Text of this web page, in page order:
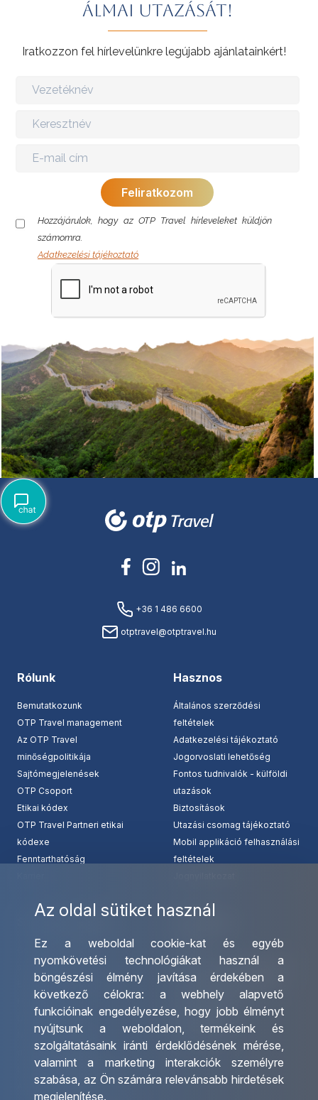
Az oldal sütiket használ
Ez a weboldal cookie-kat és egyéb
nyomkövetési technológiákat használ a
böngészési élmény javítása érdekében a
következő célokra: a webhely alapvető
funkcióinak engedélyezése, hogy jobb élményt
nyújtsunk a weboldalon,termékeink és
szolgáltatásaink iránti érdeklődésének mérése,
valamint a marketing interakciók személyre
szabása, az Ön számára relevánsabb hirdetések
megjelenítése.
álmai utazását!
Iratkozzon fel hírlevelünkre legújabb ajánlatainkért!
Hozzájárulok, hogy az OTP Travel hírleveleket küldjön
számomra.
Adatkezelési tájékoztató
+36 1 486 6600
otptravel@otptravel.hu
Rólunk
Bemutatkozunk
OTP Travel management
Az OTP Travel
minőségpolitikája
Sajtómegjelenések
OTP Csoport
Etikai kódex
OTP Travel Partneri etikai
kódexe
Fenntarthatóság
Hasznos
Általános szerződési
feltételek
Adatkezelési tájékoztató
Jogorvoslati lehetőség
Fontos tudnivalók - külföldi
utazások
Biztosítások
Utazási csomag tájékoztató
Mobil applikáció felhasználási
feltételek
Csoportos utazások
szervezése
Egyéni utak szervezése
Hajóutak
Üzleti utaztatás
Nemzetközi tanár és
diákigazolványok
Letölthető katalógusunk
Ajándékutalvány
Irodáink
Utazásszervező partnereink
Viszonteladó Partnereink
Partnereinknek
Utazási kérdőív
Impresszum